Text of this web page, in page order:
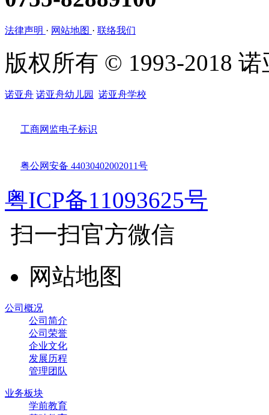
法律声明 · 网站地图 · 联络我们
版权所有 © 1993-2018
诺亚舟 诺亚舟幼儿园 诺亚舟学校
工商网监电子标识
粤公网安备 44030402002011号
粤ICP备11093625号
扫一扫官方微信
网站地图
公司概况
公司简介
公司荣誉
企业文化
发展历程
管理团队
业务板块
学前教育